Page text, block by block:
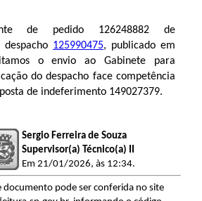
de pedido 126248882 de
despacho 125990475, publicado em
o envio ao Gabinete para
do despacho face competência
de indeferimento 149027379.
Sergio Ferreira de Souza
Supervisor(a) Técnico(a) II
Em 21/01/2026, às 12:34.
documento pode ser conferida no site